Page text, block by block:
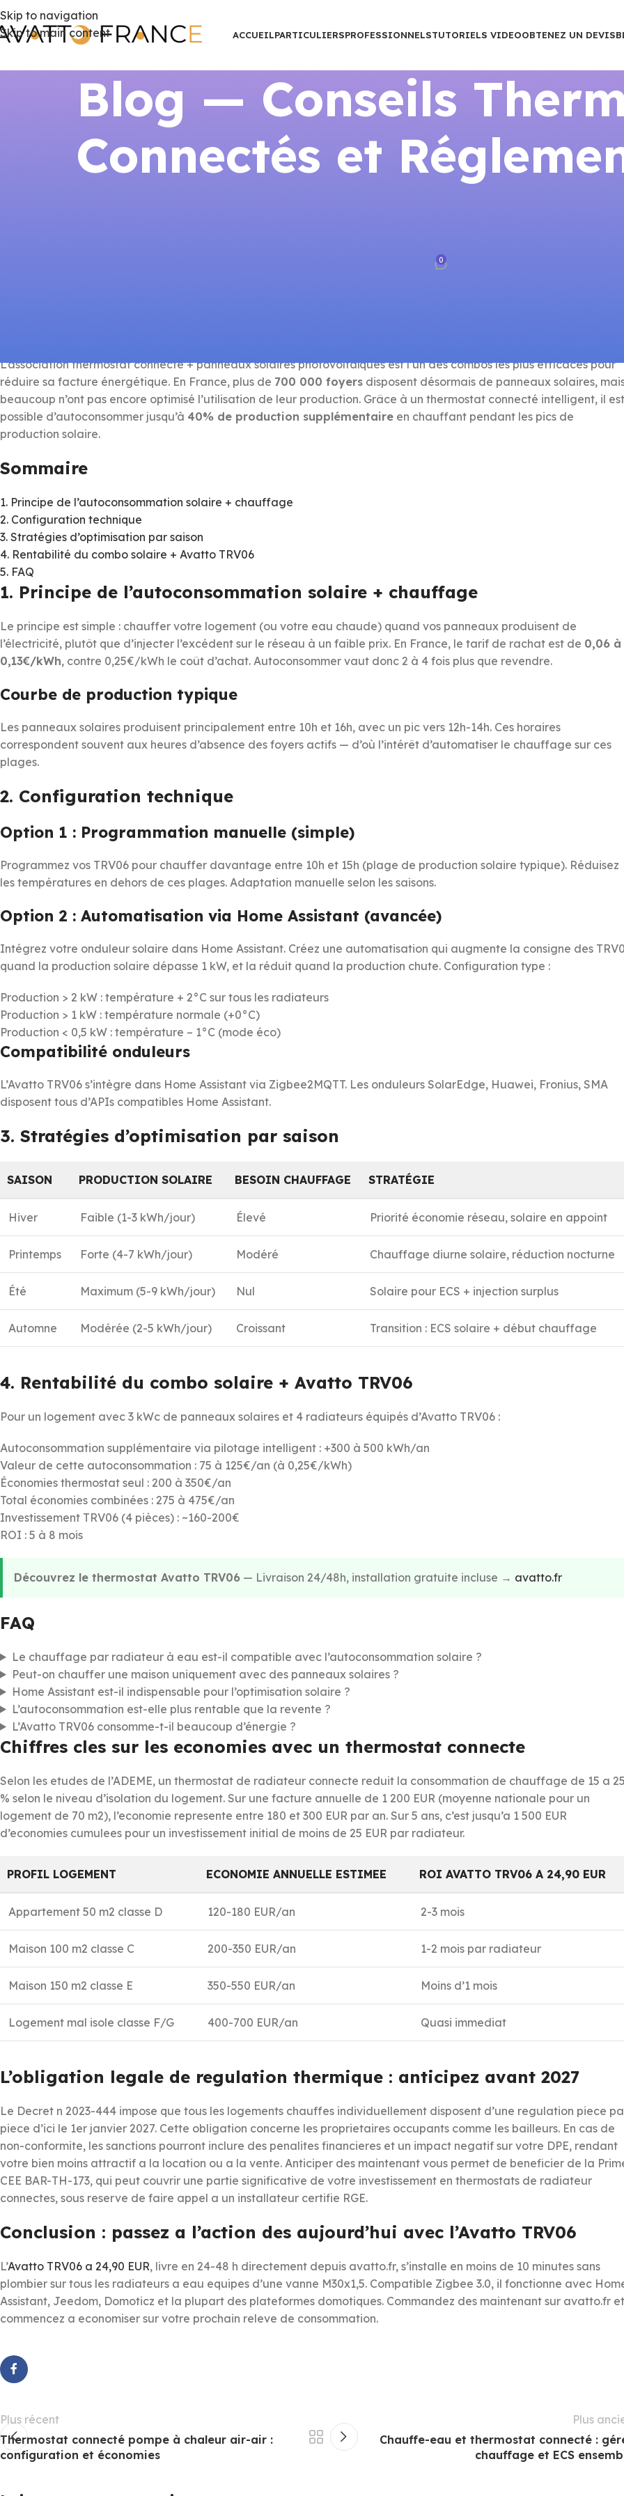
Skip to navigation
Skip to main content
ACCUEILPARTICULIERSPROFESSIONNELSTUTORIELS VIDEOOBTENEZ UN DEVIS
Blog — Conseils
Connectés et
0
L’association thermostat connecté + panneaux solaires photovoltaïques est l’un des combos les plus efficaces pour
réduire sa facture énergétique. En France, plus de 700 000 foyers disposent désormais de panneaux solaires,
beaucoup n’ont pas encore optimisé l’utilisation de leur production. Grâce à un thermostat connecté intelligent, il est
possible d’autoconsommer jusqu’à 40% de production supplémentaire en chauffant pendant les pics de
production solaire.
Sommaire
1. Principe de l’autoconsommation solaire + chauffage
2. Configuration technique
3. Stratégies d’optimisation par saison
4. Rentabilité du combo solaire + Avatto TRV06
5. FAQ
1. Principe de l’autoconsommation solaire + chauffage
Le principe est simple : chauffer votre logement (ou votre eau chaude) quand vos panneaux produisent de
l’électricité, plutôt que d’injecter l’excédent sur le réseau à un faible prix. En France, le tarif de rachat est de 0,06 à
0,13€/kWh, contre 0,25€/kWh le coût d’achat. Autoconsommer vaut donc 2 à 4 fois plus que revendre.
Courbe de production typique
Les panneaux solaires produisent principalement entre 10h et 16h, avec un pic vers 12h-14h. Ces horaires
correspondent souvent aux heures d’absence des foyers actifs — d’où l’intérêt d’automatiser le chauffage sur ces
plages.
2. Configuration technique
Option 1 : Programmation manuelle (simple)
Programmez vos TRV06 pour chauffer davantage entre 10h et 15h (plage de production solaire typique). Réduisez
les températures en dehors de ces plages. Adaptation manuelle selon les saisons.
Option 2 : Automatisation via Home Assistant (avancée)
Intégrez votre onduleur solaire dans Home Assistant. Créez une automatisation qui augmente la consigne des
quand la production solaire dépasse 1 kW, et la réduit quand la production chute. Configuration type :
Production > 2 kW : température + 2°C sur tous les radiateurs
Production > 1 kW : température normale (+0°C)
Production < 0,5 kW : température – 1°C (mode éco)
Compatibilité onduleurs
L’Avatto TRV06 s’intègre dans Home Assistant via Zigbee2MQTT. Les onduleurs SolarEdge, Huawei, Fronius, SMA
disposent tous d’APIs compatibles Home Assistant.
3. Stratégies d’optimisation par saison
SAISON PRODUCTION SOLAIRE BESOIN CHAUFFAGE STRATÉGIE
Hiver Faible (1-3 kWh/jour) Élevé Priorité économie réseau, solaire en appoint
Printemps Forte (4-7 kWh/jour) Modéré Chauffage diurne solaire, réduction nocturne
Été Maximum (5-9 kWh/jour) Nul Solaire pour ECS + injection surplus
Automne Modérée (2-5 kWh/jour) Croissant Transition : ECS solaire + début chauffage
4. Rentabilité du combo solaire + Avatto TRV06
Pour un logement avec 3 kWc de panneaux solaires et 4 radiateurs équipés d’Avatto TRV06 :
Autoconsommation supplémentaire via pilotage intelligent : +300 à 500 kWh/an
Valeur de cette autoconsommation : 75 à 125€/an (à 0,25€/kWh)
Économies thermostat seul : 200 à 350€/an
Total économies combinées : 275 à 475€/an
Investissement TRV06 (4 pièces) : ~160-200€
ROI : 5 à 8 mois
Découvrez le thermostat Avatto TRV06 — Livraison 24/48h, installation gratuite incluse → avatto.fr
FAQ
Le chauffage par radiateur à eau est-il compatible avec l’autoconsommation solaire ?
Peut-on chauffer une maison uniquement avec des panneaux solaires ?
Home Assistant est-il indispensable pour l’optimisation solaire ?
L’autoconsommation est-elle plus rentable que la revente ?
L’Avatto TRV06 consomme-t-il beaucoup d’énergie ?
Chiffres cles sur les economies avec un thermostat connecte
Selon les etudes de l’ADEME, un thermostat de radiateur connecte reduit la consommation de chauffage de 15 a
% selon le niveau d’isolation du logement. Sur une facture annuelle de 1 200 EUR (moyenne nationale pour un
logement de 70 m2), l’economie represente entre 180 et 300 EUR par an. Sur 5 ans, c’est jusqu’a 1 500 EUR
d’economies cumulees pour un investissement initial de moins de 25 EUR par radiateur.
PROFIL LOGEMENT ECONOMIE ANNUELLE ESTIMEE ROI AVATTO TRV06 A 24,90 EUR
Appartement 50 m2 classe D 120-180 EUR/an 2-3 mois
Maison 100 m2 classe C 200-350 EUR/an 1-2 mois par radiateur
Maison 150 m2 classe E 350-550 EUR/an Moins d’1 mois
Logement mal isole classe F/G 400-700 EUR/an Quasi immediat
L’obligation legale de regulation thermique : anticipez avant 2027
Le Decret n 2023-444 impose que tous les logements chauffes individuellement disposent d’une regulation piece
piece d’ici le 1er janvier 2027. Cette obligation concerne les proprietaires occupants comme les bailleurs. En cas de
non-conformite, les sanctions pourront inclure des penalites financieres et un impact negatif sur votre DPE, rendant
votre bien moins attractif a la location ou a la vente. Anticiper des maintenant vous permet de beneficier de la
CEE BAR-TH-173, qui peut couvrir une partie significative de votre investissement en thermostats de radiateur
connectes, sous reserve de faire appel a un installateur certifie RGE.
Conclusion : passez a l’action des aujourd’hui avec l’Avatto TRV06
L’Avatto TRV06 a 24,90 EUR, livre en 24-48 h directement depuis avatto.fr, s’installe en moins de 10 minutes sans
plombier sur tous les radiateurs a eau equipes d’une vanne M30x1,5. Compatible Zigbee 3.0, il fonctionne avec
Assistant, Jeedom, Domoticz et la plupart des plateformes domotiques. Commandez des maintenant sur avatto.fr et
commencez a economiser sur votre prochain releve de consommation.
Plus récent
Thermostat connecté pompe à chaleur air-air :
configuration et économies
Plus
Chauffe-eau et thermostat connecté :
chauffage et ECS